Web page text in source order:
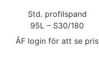
Std. profilspand
95L – S30/180
ÅF login för att se pris